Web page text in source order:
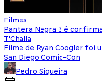
Filmes
Pantera Negra 3 é
T'Challa
Filme de Ryan Coogler foi
San Diego Comic-Con
Pedro Siqueira